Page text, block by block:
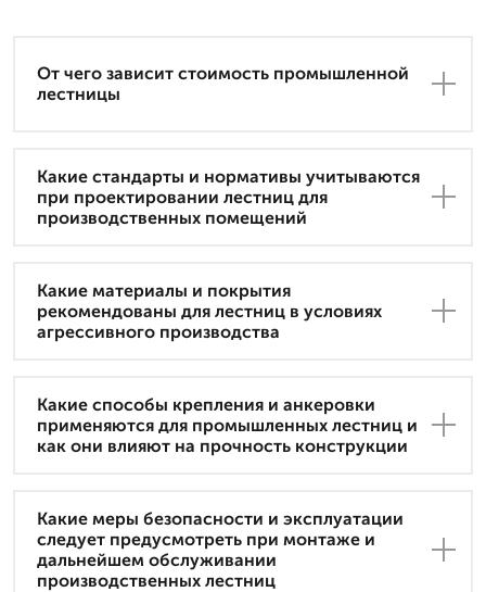
От чего зависит стоимость промышленной
лестницы
Какие стандарты и нормативы учитываются
при проектировании лестниц для
производственных помещений
Какие материалы и покрытия
рекомендованы для лестниц в условиях
агрессивного производства
Какие способы крепления и анкеровки
применяются для промышленных лестниц и
как они влияют на прочность конструкции
Какие меры безопасности и эксплуатации
следует предусмотреть при монтаже и
дальнейшем обслуживании
производственных лестниц